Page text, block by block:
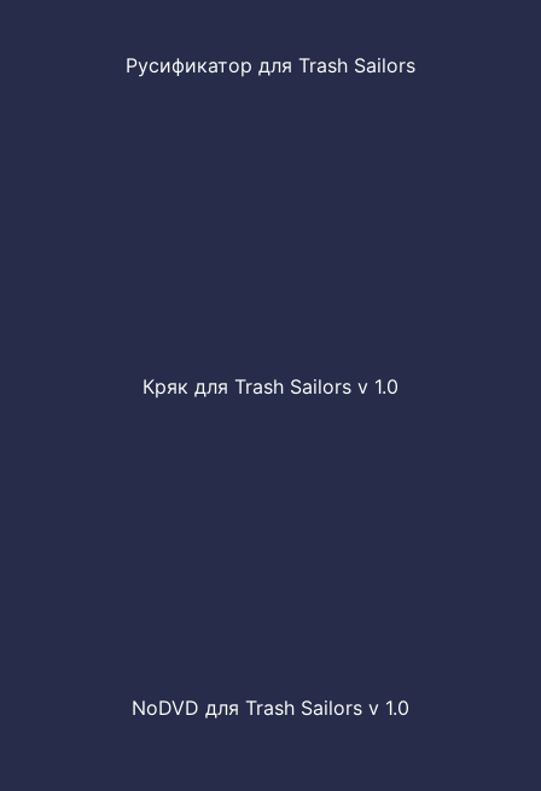
Русификатор для Trash Sailors
Кряк для Trash Sailors v 1.0
NoDVD для Trash Sailors v 1.0